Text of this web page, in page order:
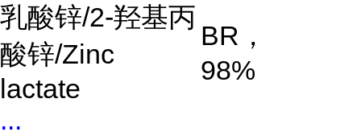
乳酸锌/2-羟基丙
酸锌/Zinc
lactate
BR ，
98%
...